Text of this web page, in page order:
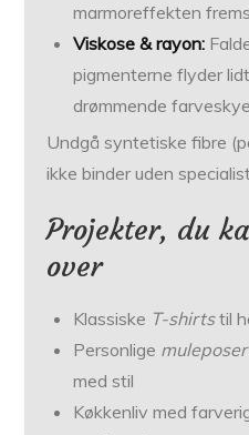
marmoreffekten
Viskose & rayon:
pigmenterne flyder
drømmende
Undgå syntetiske fibre
ikke binder uden
Projekter, du
over
Klassiske T-shirtstil
Personlige muleposer
med stil
Køkkenliv med